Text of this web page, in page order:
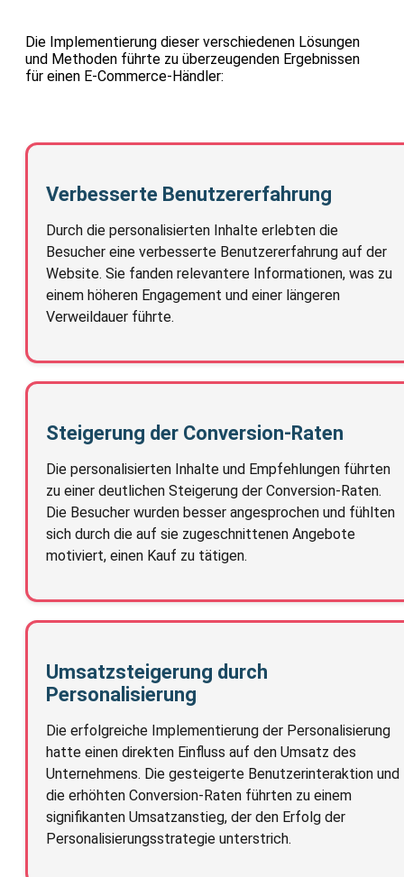
Die Implementierung dieser verschiedenen Lösungen
und Methoden führte zu überzeugenden Ergebnissen
für einen E-Commerce-Händler:
Verbesserte Benutzererfahrung
Durch die personalisierten Inhalte erlebten die
Besucher eine verbesserte Benutzererfahrung auf der
Website. Sie fanden relevantere Informationen, was zu
einem höheren Engagement und einer längeren
Verweildauer führte.
Steigerung der Conversion-Raten
Die personalisierten Inhalte und Empfehlungen führten
zu einer deutlichen Steigerung der Conversion-Raten.
Die Besucher wurden besser angesprochen und fühlten
sich durch die auf sie zugeschnittenen Angebote
motiviert, einen Kauf zu tätigen.
Umsatzsteigerung durch
Personalisierung
Die erfolgreiche Implementierung der Personalisierung
hatte einen direkten Einfluss auf den Umsatz des
Unternehmens. Die gesteigerte Benutzerinteraktion und
die erhöhten Conversion-Raten führten zu einem
signifikanten Umsatzanstieg, der den Erfolg der
Personalisierungsstrategie unterstrich.